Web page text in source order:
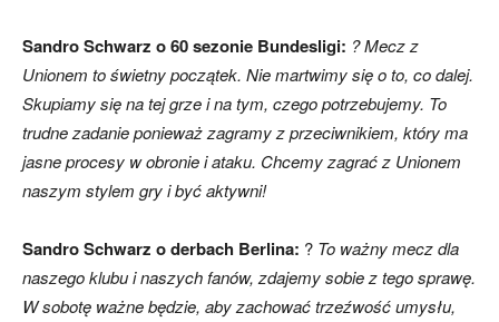
Sandro Schwarz o 60 sezonie Bundesligi: ? Mecz z
Unionem to świetny początek. Nie martwimy się o to, co dalej.
Skupiamy się na tej grze i na tym, czego potrzebujemy. To
trudne zadanie ponieważ zagramy z przeciwnikiem, który ma
jasne procesy w obronie i ataku. Chcemy zagrać z Unionem
naszym stylem gry i być aktywni!
Sandro Schwarz o derbach Berlina: ? To ważny mecz dla
naszego klubu i naszych fanów, zdajemy sobie z tego sprawę.
W sobotę ważne będzie, aby zachować trzeźwość umysłu,